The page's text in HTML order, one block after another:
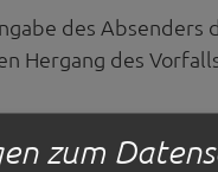
des Absenders
Hergang des
zum